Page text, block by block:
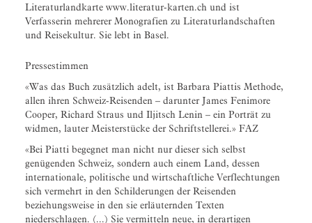
Literaturlandkarte www.literatur-karten.ch und ist
Verfasserin mehrerer Monografien zu Literaturlandschaften
und Reisekultur. Sie lebt in Basel.
Pressestimmen
«Was das Buch zusätzlich adelt, ist Barbara Piattis Methode,
allen ihren Schweiz-Reisenden – darunter James Fenimore
Cooper, Richard Straus und Iljitsch Lenin – ein Porträt zu
widmen, lauter Meisterstücke der Schriftstellerei.» FAZ
«Bei Piatti begegnet man nicht nur dieser sich selbst
genügenden Schweiz, sondern auch einem Land, dessen
internationale, politische und wirtschaftliche Verflechtungen
sich vermehrt in den Schilderungen der Reisenden
beziehungsweise in den sie erläuternden Texten
niederschlagen. (...) Sie vermitteln neue, in derartigen